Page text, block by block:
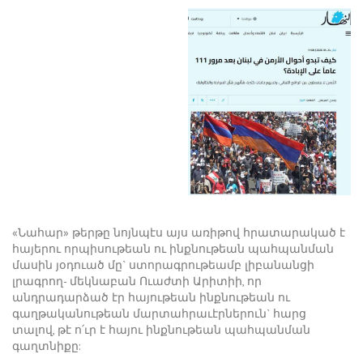
«Նահար» թերթը նոյնպէս այս առիթով հրատարակած է
հայերու որպիսութեան ու ինքնութեան պահպանման
մասին յօդուած մը` ստորագրութեամբ լիբանանցի
լրագրող- մեկնաբան Ուաժտի Արիտիի, որ
անդրադարձած էր հայութեան ինքնութեան ու
գաղթականութեան մարտահրաւէրներուն` հարց
տալով, թէ ո՛ւր է հայու ինքնութեան պահպանման
գաղտնիքը: